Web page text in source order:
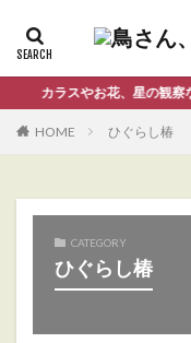
カラスやお花、星の観察など
HOME ひぐらし椿
CATEGORY
ひぐらし椿